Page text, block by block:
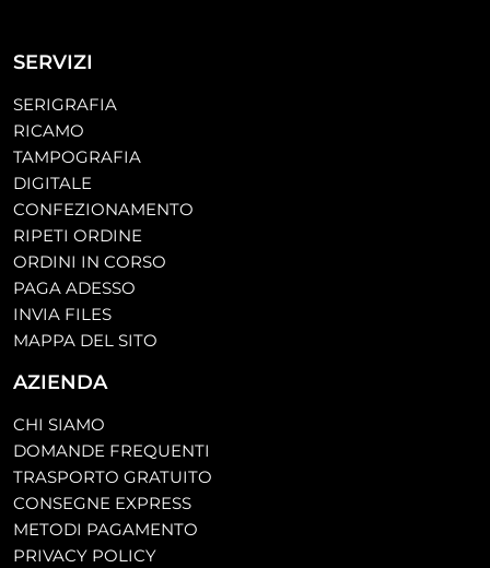
SERVIZI
SERIGRAFIA
RICAMO
TAMPOGRAFIA
DIGITALE
CONFEZIONAMENTO
RIPETI ORDINE
ORDINI IN CORSO
PAGA ADESSO
INVIA FILES
MAPPA DEL SITO
AZIENDA
CHI SIAMO
DOMANDE FREQUENTI
TRASPORTO GRATUITO
CONSEGNE EXPRESS
METODI PAGAMENTO
PRIVACY POLICY